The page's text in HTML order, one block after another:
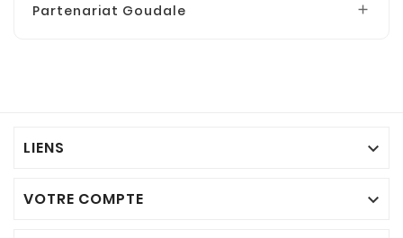
Partenariat Goudale 
LIENS 
VOTRE COMPTE 